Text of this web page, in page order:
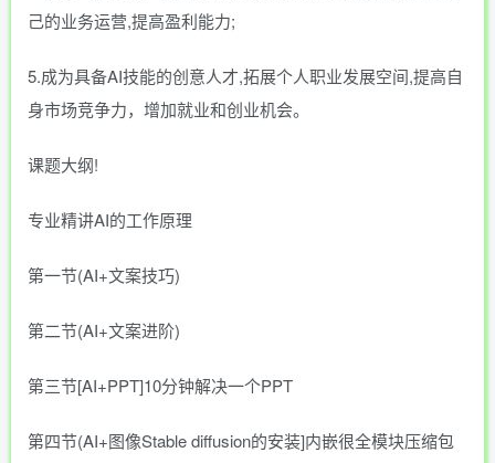
己的业务运营,提高盈利能力;
5.成为具备AI技能的创意人才,拓展个人职业发展空间,提高自
身市场竞争力，增加就业和创业机会。
课题大纲!
专业精讲AI的工作原理
第一节(AI+文案技巧)
第二节(AI+文案进阶)
第三节[AI+PPT]10分钟解决一个PPT
第四节(AI+图像Stable diffusion的安装]内嵌很全模块压缩包